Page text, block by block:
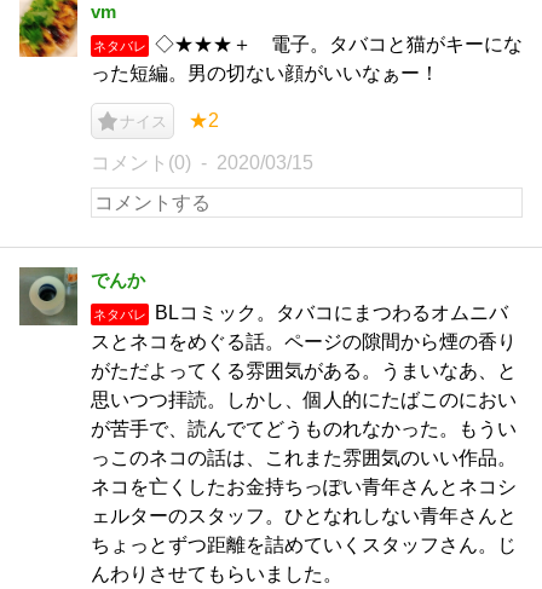
vm
ネタバレ
◇★★★＋ 電子。タバコと猫がキーにな
った短編。男の切ない顔がいいなぁー！
ナイス ★2
コメント(0) 2020/03/15
でんか
ネタバレ
BLコミック。タバコにまつわるオムニバ
スとネコをめぐる話。ページの隙間から煙の香り
がただよってくる雰囲気がある。うまいなあ、と
思いつつ拝読。しかし、個人的にたばこのにおい
が苦手で、読んでてどうものれなかった。もうい
っこのネコの話は、これまた雰囲気のいい作品。
ネコを亡くしたお金持ちっぽい青年さんとネコシ
ェルターのスタッフ。ひとなれしない青年さんと
ちょっとずつ距離を詰めていくスタッフさん。じ
んわりさせてもらいました。